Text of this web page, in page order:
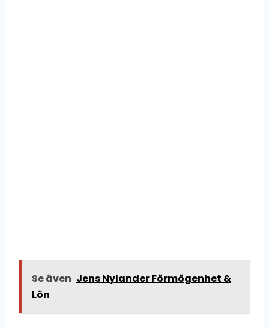
Se även Jens Nylander Förmögenhet &
Lön